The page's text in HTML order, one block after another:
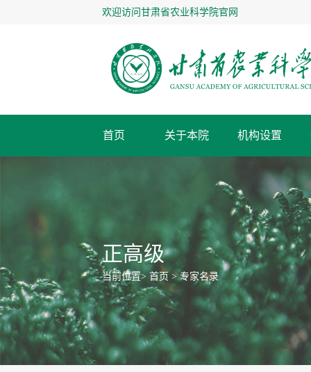
欢迎访问甘肃省农业科学院官网
首页 关于本院
本院简介 现
创新文化
机构设置
党委办公室
纪委、监察室 人事处
科研管理处 财务资产
科技成果转化处 科技合作
后勤服务中心
农科要闻 工
科研进展 媒
通知公告
专家风采 专
科研进展 平
科技服务 科
成果转化 乡
知识产权 平
工作动态 学
科普服务
信息公开 下
人才招聘
优秀专家 享受国务院颁
新世纪百千万人才工程国家级人
甘肃省领军人才 甘肃省宣传
正高级
当前位置> 首页 >专家名录